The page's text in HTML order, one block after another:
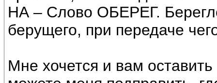
НА – Слово ОБЕРЕГ.
берущего, при передаче
Мне хочется и вам